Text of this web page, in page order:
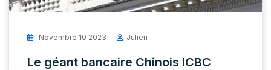
Novembre 10 2023 Julien
Le géant bancaire Chinois ICBC